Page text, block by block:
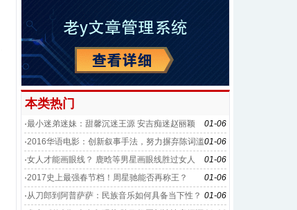
本类热门
01-06
·最小迷弟迷妹：甜馨沉迷王源 安吉痴迷赵丽颖
01-06
·2016华语电影：创新叙事手法，努力摒弃陈词滥
调
01-06
·女人才能画眼线？ 鹿晗等男星画眼线胜过女人
01-06
·2017史上最强春节档！周星驰能否再称王？
01-06
·从刀郎到阿普萨萨：民族音乐如何具备当下性？